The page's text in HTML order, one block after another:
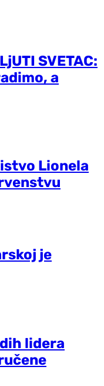
SVETAC:
a
Lionela
je
lidera